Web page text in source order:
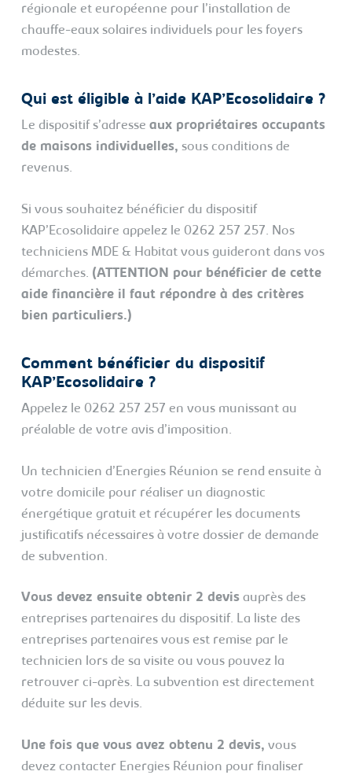
régionale et européenne pour l’installation de
chauffe-eaux solaires individuels pour les foyers
modestes.
Qui est éligible à l’aide KAP’Ecosolidaire ?
Le dispositif s’adresse aux propriétaires occupants
de maisons individuelles, sous conditions de
revenus.
Si vous souhaitez bénéficier du dispositif
KAP’Ecosolidaire appelez le 0262 257 257. Nos
techniciens MDE & Habitat vous guideront dans vos
démarches. (ATTENTION pour bénéficier de cette
aide financière il faut répondre à des critères
bien particuliers.)
Comment bénéficier du dispositif
KAP’Ecosolidaire ?
Appelez le 0262 257 257 en vous munissant au
préalable de votre avis d’imposition.
Un technicien d’Energies Réunion se rend ensuite à
votre domicile pour réaliser un diagnostic
énergétique gratuit et récupérer les documents
justificatifs nécessaires à votre dossier de demande
de subvention.
Vous devez ensuite obtenir 2 devisauprès des
entreprises partenaires du dispositif. La liste des
entreprises partenaires vous est remise par le
technicien lors de sa visite ou vous pouvez la
retrouver ci-après. La subvention est directement
déduite sur les devis.
Une fois que vous avez obtenu 2 devis, vous
devez contacter Energies Réunion pour finaliser